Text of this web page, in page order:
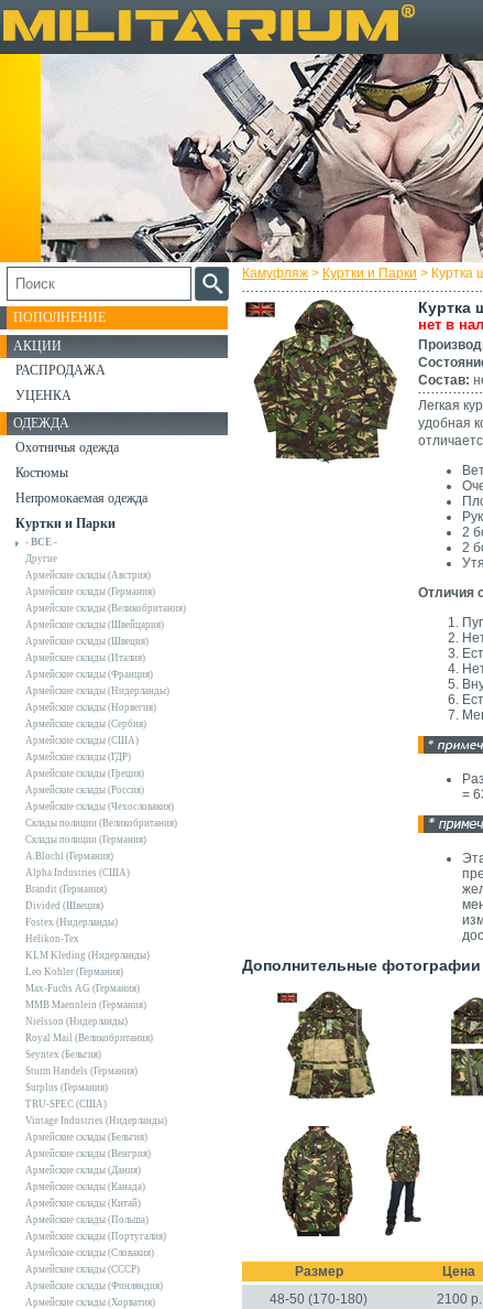
Камуфляж > Куртки и Парки > Куртка
Куртка
нет в
Состав:
Легкая
удобная
2
2
Отличия
=
Дополнительные фотографии
Размер Цена
48-50 (170-180)
2100р.
ПОПОЛНЕНИЕ
АКЦИИ
РАСПРОДАЖА
УЦЕНКА
ОДЕЖДА
Охотничья одежда
Костюмы
Непромокаемая одежда
Куртки и Парки
- ВСЕ -
Другие
Армейские склады (Австрия)
Армейские склады (Германия)
Армейские склады (Великобритания)
Армейские склады (Швейцария)
Армейские склады (Швеция)
Армейские склады (Италия)
Армейские склады (Франция)
Армейские склады (Нидерланды)
Армейские склады (Норвегия)
Армейские склады (Сербия)
Армейские склады (США)
Армейские склады (ГДР)
Армейские склады (Греция)
Армейские склады (Россия)
Армейские склады (Чехословакия)
Склады полиции (Великобритания)
Склады полиции (Германия)
A.Blochl (Германия)
Alpha Industries (США)
Brandit (Германия)
Divided (Швеция)
Fostex (Нидерланды)
Helikon-Tex
KLM Kleding (Нидерланды)
Leo Kohler (Германия)
Max-Fuchs AG (Германия)
MMB Maennlein (Германия)
Nielsson (Нидерланды)
Royal Mail (Великобритания)
Seyntex (Бельгия)
Sturm Handels (Германия)
Surplus (Германия)
TRU-SPEC (США)
Vintage Industries (Нидерланды)
Армейские склады (Бельгия)
Армейские склады (Венгрия)
Армейские склады (Дания)
Армейские склады (Канада)
Армейские склады (Китай)
Армейские склады (Польша)
Армейские склады (Португалия)
Армейские склады (Словакия)
Армейские склады (СССР)
Армейские склады (Финляндия)
Армейские склады (Хорватия)